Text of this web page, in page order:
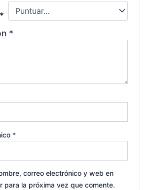
*
*
*
correo electrónico y web en
para la próxima vez que comente.